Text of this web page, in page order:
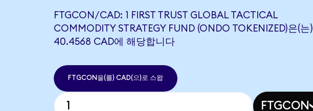
FTGCON/CAD: 1 FIRST TRUST GLOBAL TACTICAL
COMMODITY STRATEGY FUND (ONDO TOKENIZED)은(는)
40.4568 CAD에 해당합니다
FTGCON을(를) CAD(으)로 스왑
FTGCON